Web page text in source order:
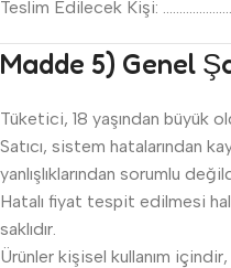
Teslim Edilecek Kişi:
Madde 5) Genel
Tüketici, 18 yaşından büyük
Satıcı, sistem hatalarından
yanlışlıklarından sorumlu
Hatalı fiyat tespit edilmesi
saklıdır.
Ürünler kişisel kullanım